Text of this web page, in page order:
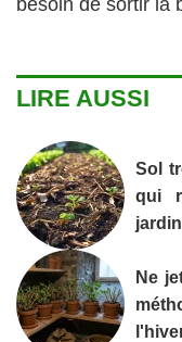
besoin de sortir la
LIRE AUSSI
Sol
qui
Ne